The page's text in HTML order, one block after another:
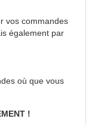
vos commandes
également par
où que vous
!